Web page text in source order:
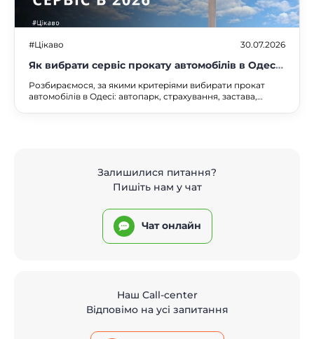
#Цікаво 30.07.2026
Як вибрати сервіс прокату автомобілів в Одесі:
на що звернути увагу у 2026 році
Розбираємося, за якими критеріями вибирати прокат
автомобілів в Одесі: автопарк, страхування, застава,
Залишилися питання?
Пишіть нам у чат
Чат онлайн
Наш Call-center
Відповімо на усі запитання